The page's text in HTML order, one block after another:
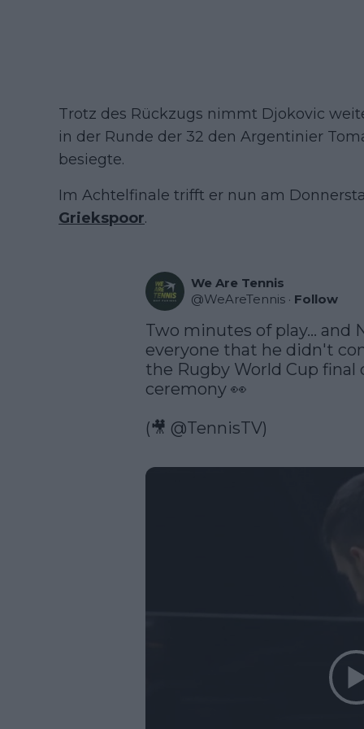
Trotz des Rückzugs nimmt Djokovic
in der Runde der 32 den Argentinier
besiegte.
Im Achtelfinale trifft er nun am
Griekspoor.
We Are Tennis
@WeAreTennis · Follow
Two minutes of play... and
everyone that he didn't
the Rugby World Cup final
ceremony 👀
(🎥 @TennisTV)